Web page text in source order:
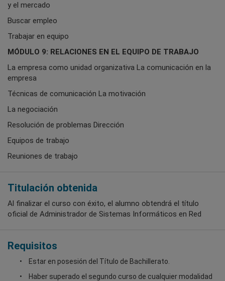
y el mercado
Buscar empleo
Trabajar en equipo
MÓDULO 9: RELACIONES EN EL EQUIPO DE TRABAJO
La empresa como unidad organizativa La comunicación en la
empresa
Técnicas de comunicación La motivación
La negociación
Resolución de problemas Dirección
Equipos de trabajo
Reuniones de trabajo
Titulación obtenida
Al finalizar el curso con éxito, el alumno obtendrá el título
oficial de Administrador de Sistemas Informáticos en Red
Requisitos
Estar en posesión del Título de Bachillerato.
Haber superado el segundo curso de cualquier modalidad